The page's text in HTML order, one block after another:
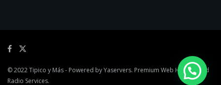
© 2022Tipico y Más- Powered byYaservers. Premium Web Hosting and
Radio Services.